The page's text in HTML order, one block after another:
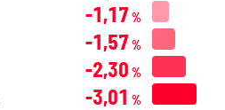
-1,17 %
-1,57 %
-2,30 %
-3,01 %